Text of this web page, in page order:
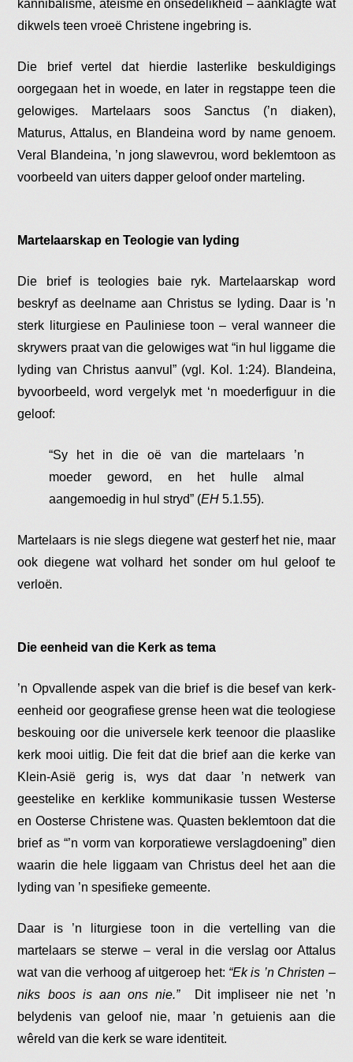
kannibalisme, ateïsme en onsedelikheid – aanklagte wat
dikwels teen vroeë Christene ingebring is.
Die brief vertel dat hierdie lasterlike beskuldigings
oorgegaan het in woede, en later in regstappe teen die
gelowiges. Martelaars soos Sanctus (’n diaken),
Maturus, Attalus, en Blandeina word by name genoem.
Veral Blandeina, ’n jong slawevrou, word beklemtoon as
voorbeeld van uiters dapper geloof onder marteling​.
Martelaarskap en Teologie van lyding
Die brief is teologies baie ryk. Martelaarskap word
beskryf as deelname aan Christus se lyding. Daar is ’n
sterk liturgiese en Pauliniese toon – veral wanneer die
skrywers praat van die gelowiges wat “in hul liggame die
lyding van Christus aanvul” (vgl. Kol. 1:24). Blandeina,
byvoorbeeld, word vergelyk met ‘n moederfiguur in die
geloof:
“Sy het in die oë van die martelaars ’n
moeder geword, en het hulle almal
aangemoedig in hul stryd” (EH 5.1.55).
Martelaars is nie slegs diegene wat gesterf het nie, maar
ook diegene wat volhard het sonder om hul geloof te
verloën.
Die eenheid van die Kerk as tema
’n Opvallende aspek van die brief is die besef van kerk-
eenheid oor geografiese grense heen wat die teologiese
beskouing oor die universele kerk teenoor die plaaslike
kerk mooi uitlig. Die feit dat die brief aan die kerke van
Klein-Asië gerig is, wys dat daar ’n netwerk van
geestelike en kerklike kommunikasie tussen Westerse
en Oosterse Christene was. Quasten beklemtoon dat die
brief as “’n vorm van korporatiewe verslagdoening” dien
waarin die hele liggaam van Christus deel het aan die
lyding van ’n spesifieke gemeente​.
Daar is ’n liturgiese toon in die vertelling van die
martelaars se sterwe – veral in die verslag oor Attalus
wat van die verhoog af uitgeroep het: “Ek is ’n Christen –
niks boos is aan ons nie.”Dit impliseer nie net ’n
belydenis van geloof nie, maar ’n getuienis aan die
wêreld van die kerk se ware identiteit.